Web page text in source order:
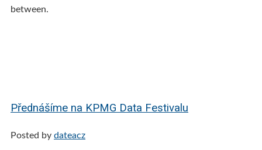
between.
Přednášíme na KPMG Data Festivalu
Posted by dateacz